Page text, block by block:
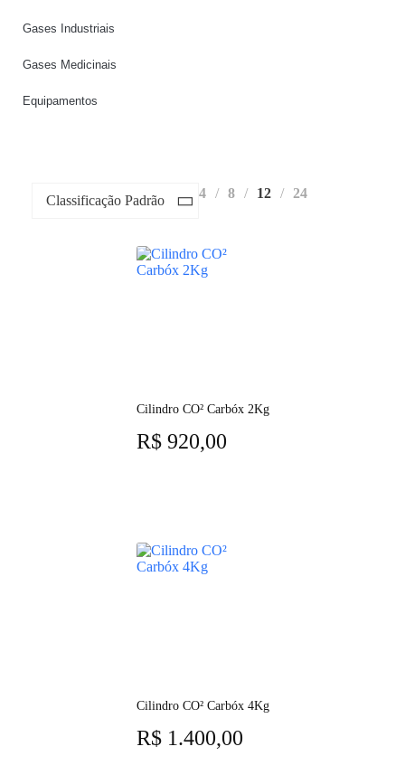
Gases Industriais
Gases Medicinais
Equipamentos
4 8 12 24
Cilindro CO² Carbóx 2Kg
R$920,00
Cilindro CO² Carbóx 4Kg
R$1.400,00